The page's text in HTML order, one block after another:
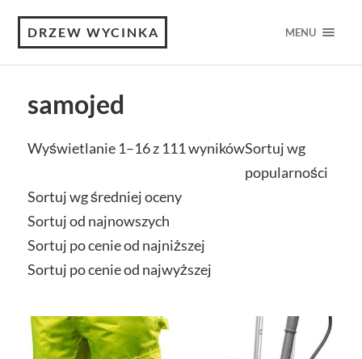
DRZEW WYCINKA MENU
samojed
Wyświetlanie 1–16 z 111 wynikówSortuj wg
popularności
Sortuj wg średniej oceny
Sortuj od najnowszych
Sortuj po cenie od najniższej
Sortuj po cenie od najwyższej